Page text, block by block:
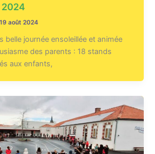
2024
19 août 2024
belle journée ensoleillée et animée
des parents : 18 stands
aux enfants,